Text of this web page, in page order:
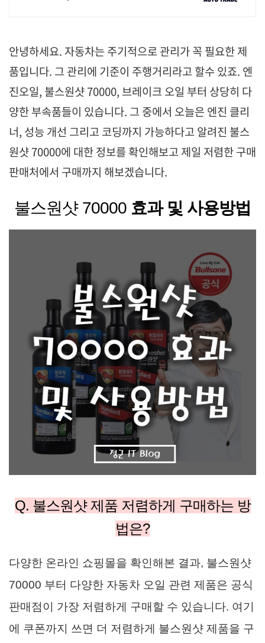
안녕하세요. 자동차는 주기적으로 관리가 꼭 필요한 제
품입니다. 그 관리에 기준이 주행거리라고 할수 있죠. 엔
진오일, 불스원샷 70000, 브레이크 오일 부터 상당히 다
양한 부속품들이 있습니다. 그 중에서 오늘은 엔진 클리
너, 성능 개선 그리고 코딩까지 가능하다고 알려진 불스
원샷 70000에 대한 정보를 확인해보고 제일 저렴한 구매
판매처에서 구매까지 해보겠습니다.
불스원샷 70000 효과 및 사용방법
Q. 불스원샷 제품 저렴하게 구매하는 방
법은?
다양한 온라인 쇼핑몰을 확인해본 결과, 불스원샷
70000 부터 다양한 자동차 오일 관련 제품은 공식
판매점이 가장 저렴하게 구매할 수 있습니다. 여기
에 쿠폰까지 쓰면 더 저렴하게 불스원샷 제품을 구